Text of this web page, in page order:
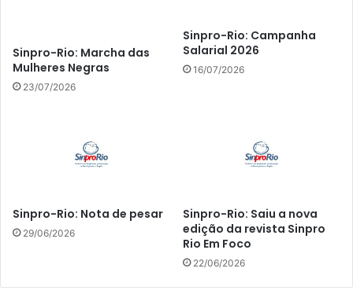
Sinpro-Rio: Marcha das
Mulheres Negras
23/07/2026
Sinpro-Rio: Campanha
Salarial 2026
16/07/2026
Sinpro-Rio: Nota de pesar
29/06/2026
Sinpro-Rio: Saiu a nova
edição da revista Sinpro
Rio Em Foco
22/06/2026